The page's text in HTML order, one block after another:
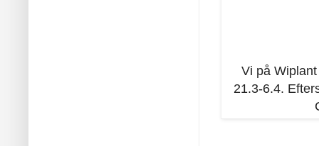
Vi på
21.3-6.4.